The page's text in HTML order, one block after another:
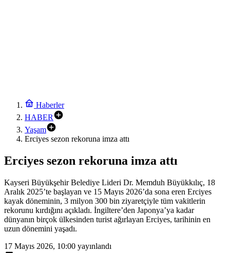
Haberler
HABER
Yaşam
Erciyes sezon rekoruna imza attı
Erciyes sezon rekoruna imza attı
Kayseri Büyükşehir Belediye Lideri Dr. Memduh Büyükkılıç, 18
Aralık 2025’te başlayan ve 15 Mayıs 2026’da sona eren Erciyes
kayak döneminin, 3 milyon 300 bin ziyaretçiyle tüm vakitlerin
rekorunu kırdığını açıkladı. İngiltere’den Japonya’ya kadar
dünyanın birçok ülkesinden turist ağırlayan Erciyes, tarihinin en
uzun dönemini yaşadı.
17 Mayıs 2026, 10:00 yayınlandı